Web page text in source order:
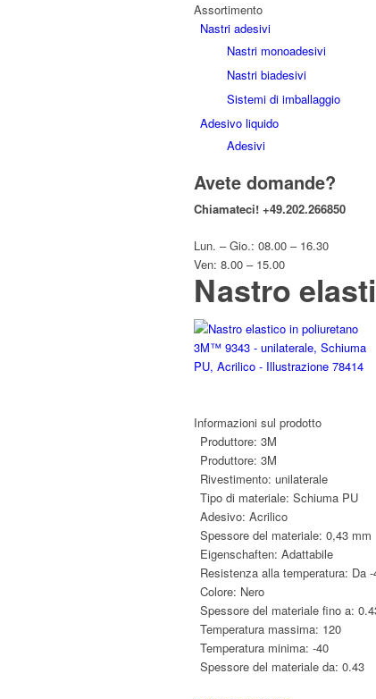
Assortimento
Nastri adesivi
Nastri monoadesivi
Nastri biadesivi
Sistemi di imballaggio
Adesivo liquido
Adesivi
Avete domande?
Chiamateci! +49.202.266850
Lun. – Gio.: 08.00 – 16.30
Ven: 8.00 – 15.00
Nastro
Informazioni sul prodotto
Produttore: 3M
Produttore: 3M
Rivestimento: unilaterale
Tipo di materiale: Schiuma PU
Adesivo: Acrilico
Spessore del materiale: 0,43 mm
Eigenschaften: Adattabile
Resistenza alla temperatura: Da
Colore: Nero
Spessore del materiale fino a:
Temperatura massima: 120
Temperatura minima: -40
Spessore del materiale da: 0.43